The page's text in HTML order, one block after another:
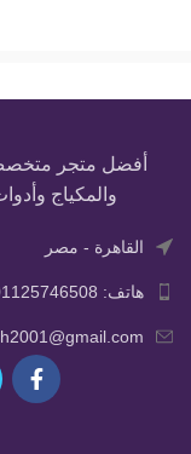
أفضل متجر
والمكياج
القاهرة - مصر
هاتف: 01125746508